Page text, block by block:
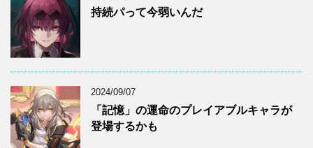
持続パって今弱いんだ
2024/09/07
「記憶」の運命のプレイアブルキャラが
登場するかも